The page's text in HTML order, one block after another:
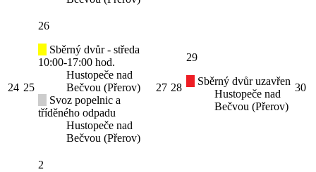
24 25
26
Sběrný dvůr - středa
10:00-17:00 hod.
Hustopeče nad
Bečvou (Přerov)
Svoz popelnic a
tříděného odpadu
Hustopeče nad
Bečvou (Přerov)
27 28
29
Sběrný dvůr uzavřen
Hustopeče nad
Bečvou (Přerov)
30
2